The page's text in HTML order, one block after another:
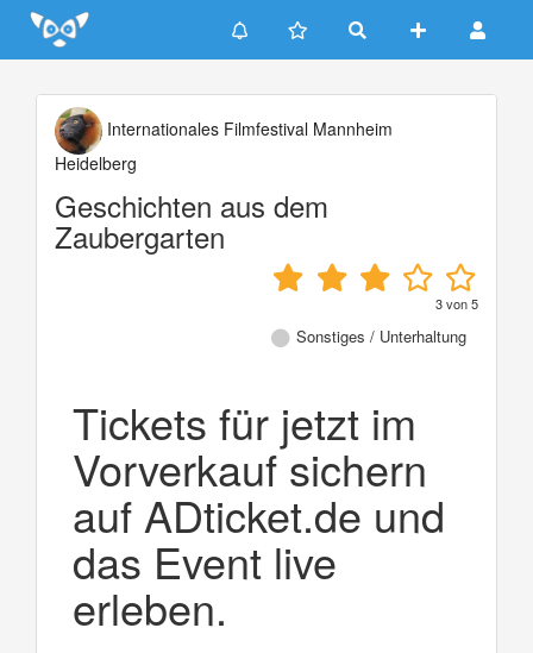
Update cookies preferences
Internationales Filmfestival Mannheim
Heidelberg
Geschichten aus dem
Zaubergarten
3von5
Sonstiges / Unterhaltung
Tickets für jetzt im
Vorverkauf sichern
auf ADticket.de und
das Event live
erleben.